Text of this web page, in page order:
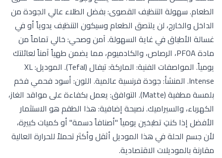
الطعام. سهولة التنظيف القصوى: بفضل الطلاء عالي الجودة من
الداخل والخارج، لن يلتصق الطعام وسيكون التنظيف يدوياً أو في
غسالة الأطباق في غاية السهولة. آمن وصحي: خالي تماماً من
مادة PFOA، الرصاص، والكادميوم، مما يضمن طهياً آمناً لعائلتك
يومياً. المواصفات الفنية: الماركة: تيفال (Tefal). الموديل: XL
Intense. المنشأ: جودة فرنسية عالمية. اللون: أسود فحمي فخم
بلمسة مطفية (Matte). التوافق: يعمل بكفاءة على مواقد الغاز،
الكهرباء، والسيراميك. نصيحة إضافية: هذا الطقم هو الاستثمار
الأفضل إذا كنتِ تطبخين يومياً "أصنافاً دسمة" أو كميات كبيرة،
لأن جسم الحلة في هذا الموديل أثقل وأكثر تحملاً للحرارة العالية
مقارنة بالموديلات الاقتصادية.